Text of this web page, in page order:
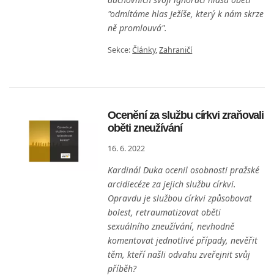
"odmítáme hlas Ježíše, který k nám skrze
ně promlouvá".
Sekce:Články,Zahraničí
Ocenění za službu církvi zraňovali
oběti zneužívání
16. 6. 2022
Kardinál Duka ocenil osobnosti pražské
arcidiecéze za jejich službu církvi.
Opravdu je službou církvi způsobovat
bolest, retraumatizovat oběti
sexuálního zneužívání, nevhodně
komentovat jednotlivé případy, nevěřit
těm, kteří našli odvahu zveřejnit svůj
příběh?